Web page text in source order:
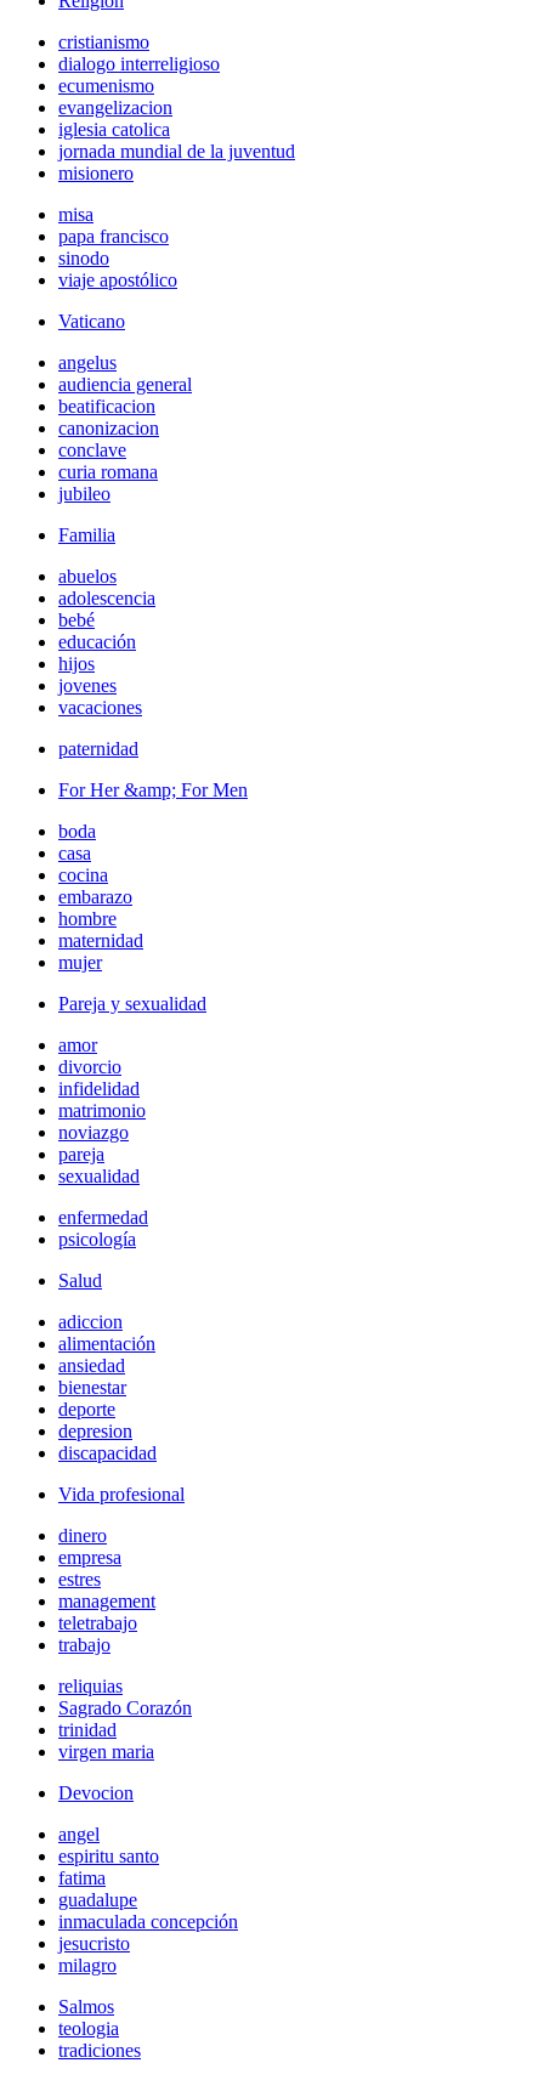
cristianismo
dialogo interreligioso
ecumenismo
evangelizacion
iglesia catolica
jornada mundial de la juventud
misionero
misa
papa francisco
sinodo
viaje apostólico
Vaticano
angelus
audiencia general
beatificacion
canonizacion
conclave
curia romana
jubileo
Familia
abuelos
adolescencia
bebé
educación
hijos
jovenes
vacaciones
paternidad
For Her &amp; For Men
boda
casa
cocina
embarazo
hombre
maternidad
mujer
Pareja y sexualidad
amor
divorcio
infidelidad
matrimonio
noviazgo
pareja
sexualidad
enfermedad
psicología
Salud
adiccion
alimentación
ansiedad
bienestar
deporte
depresion
discapacidad
Vida profesional
dinero
empresa
estres
management
teletrabajo
trabajo
reliquias
Sagrado Corazón
trinidad
virgen maria
Devocion
angel
espiritu santo
fatima
guadalupe
inmaculada concepción
jesucristo
milagro
Salmos
teologia
tradiciones